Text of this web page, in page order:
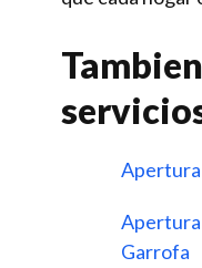
Apertura
Apertura
Garrofa